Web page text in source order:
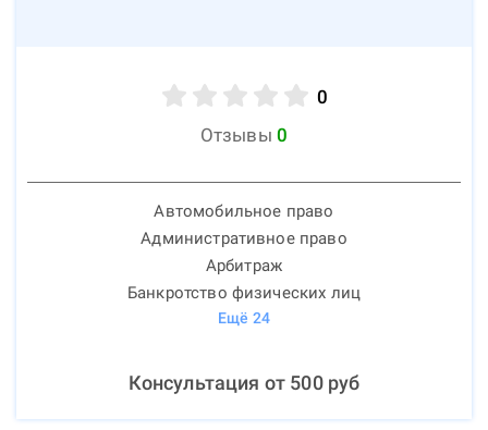
0
Отзывы 0
Автомобильное право
Административное право
Арбитраж
Банкротство физических лиц
Ещё 24
Консультация от 500руб